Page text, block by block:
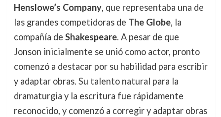
Henslowe’s Company, que representaba una de
las grandes competidoras de The Globe, la
compañía de Shakespeare. A pesar de que
Jonson inicialmente se unió como actor, pronto
comenzó a destacar por su habilidad para escribir
y adaptar obras. Su talento natural para la
dramaturgia y la escritura fue rápidamente
reconocido, y comenzó a corregir y adaptar obras